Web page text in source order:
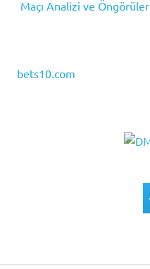
Maçı Analizi ve Öngörüler
bets10.com